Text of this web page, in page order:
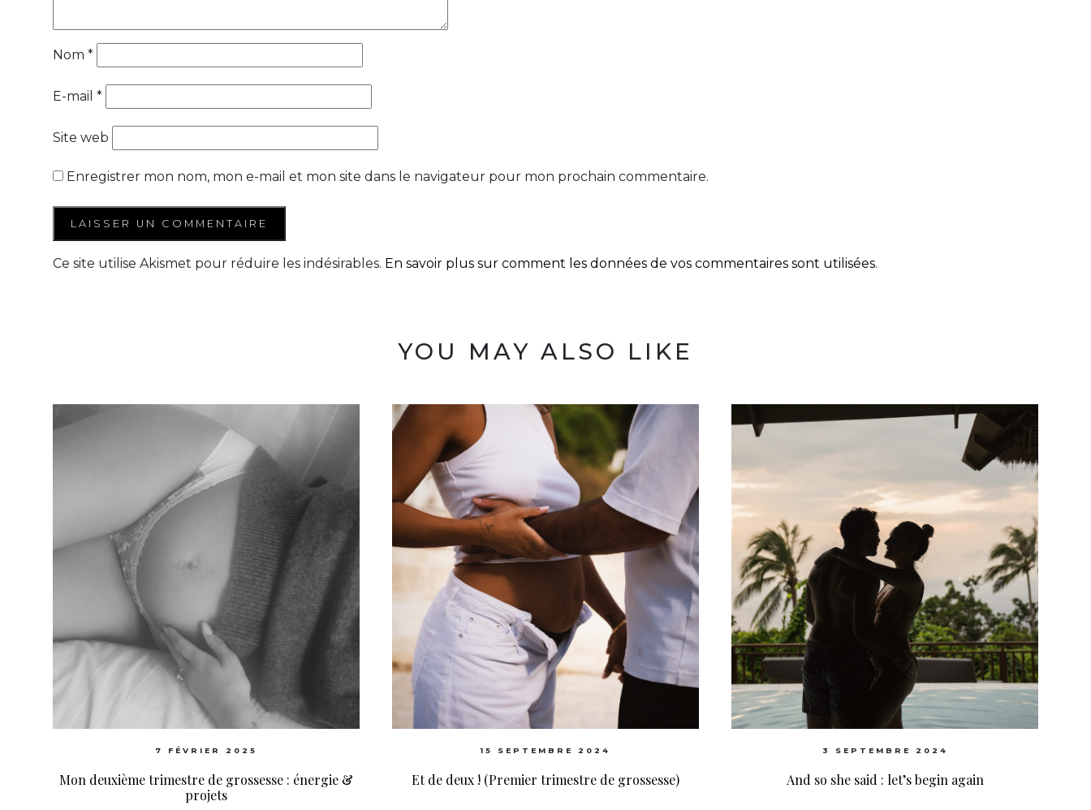
Nom *
E-mail *
Site web
Enregistrer mon nom, mon e-mail et mon site dans le navigateur pour mon prochain commentaire.
Ce site utilise Akismet pour réduire les indésirables. En savoir plus sur comment les données de vos commentaires sont utilisées.
YOU MAY ALSO LIKE
7 FÉVRIER 2025
Mon deuxième trimestre de grossesse : énergie &
projets
15 SEPTEMBRE 2024
Et de deux ! (Premier trimestre de grossesse)
3 SEPTEMBRE 2024
And so she said : let’s begin again